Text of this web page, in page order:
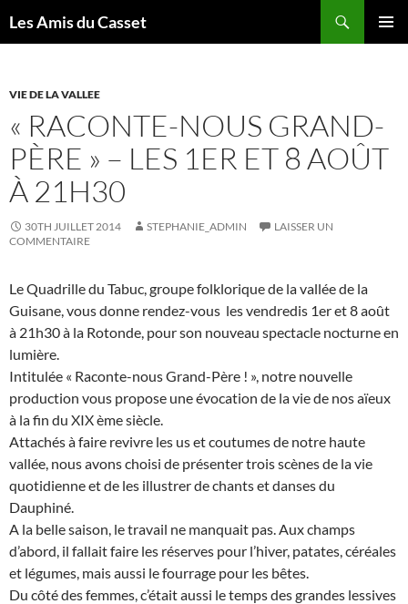
auLes Amis du Casset
VIE DE LA VALLEE
« RACONTE-NOUS GRAND-
PÈRE » – LES 1ER ET 8 AOÛT
À 21H30
30TH JUILLET 2014 STEPHANIE_ADMIN
LAISSER UN
COMMENTAIRE
Le Quadrille du Tabuc, groupe folklorique de la vallée de la
Guisane, vous donne rendez-vous les vendredis 1er et 8 août
à 21h30 à la Rotonde, pour son nouveau spectacle nocturne en
lumière.
Intitulée « Raconte-nous Grand-Père ! », notre nouvelle
production vous propose une évocation de la vie de nos aïeux
à la fin du XIX ème siècle.
Attachés à faire revivre les us et coutumes de notre haute
vallée, nous avons choisi de présenter trois scènes de la vie
quotidienne et de les illustrer de chants et danses du
Dauphiné.
A la belle saison, le travail ne manquait pas. Aux champs
d’abord, il fallait faire les réserves pour l’hiver, patates, céréales
et légumes, mais aussi le fourrage pour les bêtes.
Du côté des femmes, c’était aussi le temps des grandes lessives